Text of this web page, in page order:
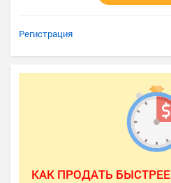
Регистрация
КАК ПРОДАТЬ БЫСТРЕЕ